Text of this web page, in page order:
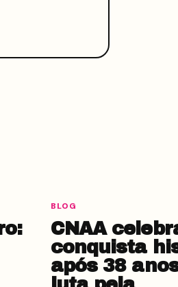
BLOG
CNAA
conquista
após 38